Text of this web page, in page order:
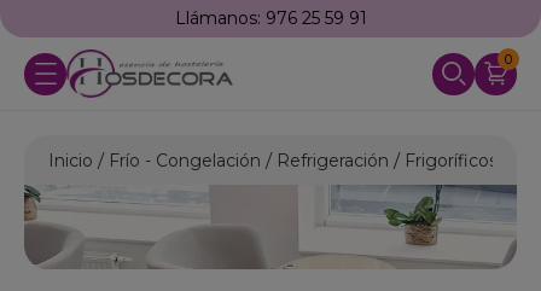
Llámanos: 976 25 59 91
0
Inicio Frío - Congelación Refrigeración Frigoríficos